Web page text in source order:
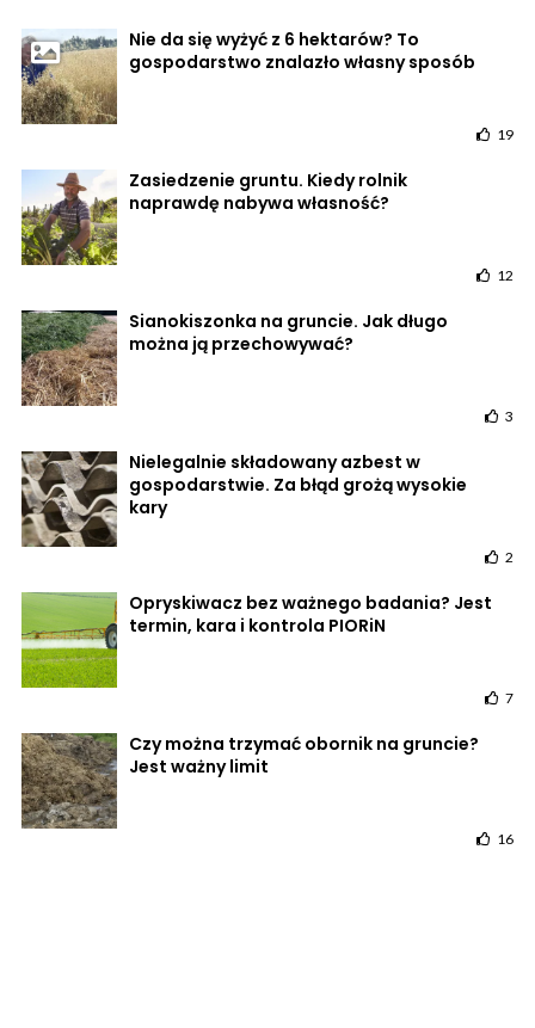
Nie da się wyżyć z 6 hektarów? To
gospodarstwo znalazło własny sposób
19
Zasiedzenie gruntu. Kiedy rolnik
naprawdę nabywa własność?
12
Sianokiszonka na gruncie. Jak długo
można ją przechowywać?
3
Nielegalnie składowany azbest w
gospodarstwie. Za błąd grożą wysokie
kary
2
Opryskiwacz bez ważnego badania? Jest
termin, kara i kontrola PIORiN
7
Czy można trzymać obornik na gruncie?
Jest ważny limit
16